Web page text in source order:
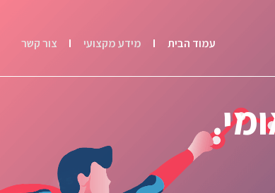
עמוד הבית מידע מקצועי צור קשר